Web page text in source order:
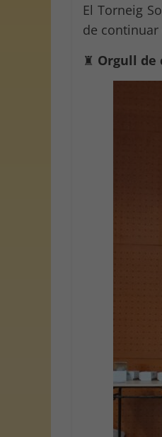
El Torneig
de
♜ Orgull de